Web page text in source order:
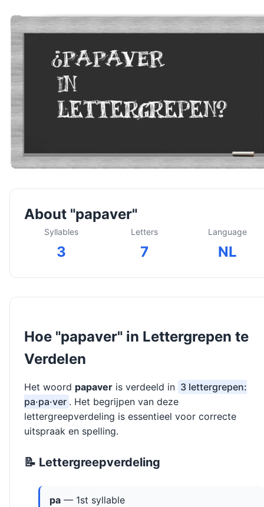
About "papaver"
Syllables
3
Letters
7
Language
NL
Hoe "papaver" in Lettergrepen te
Verdelen
Het woord papaver is verdeeld in 3 lettergrepen:
pa·pa·ver . Het begrijpen van deze
lettergreepverdeling is essentieel voor correcte
uitspraak en spelling.
📝 Lettergreepverdeling
pa — 1st syllable